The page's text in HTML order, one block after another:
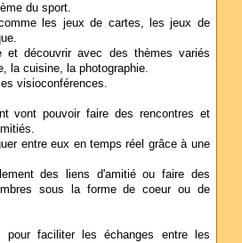
du sport.
les jeux de cartes, les jeux de
et découvrir avec des thèmes variés
la cuisine, la photographie.
visioconférences.
vont pouvoir faire des rencontres et
entre eux en temps réel grâce à une
des liens d'amitié ou faire des
sous la forme de coeur ou de
pour faciliter les échanges entre les